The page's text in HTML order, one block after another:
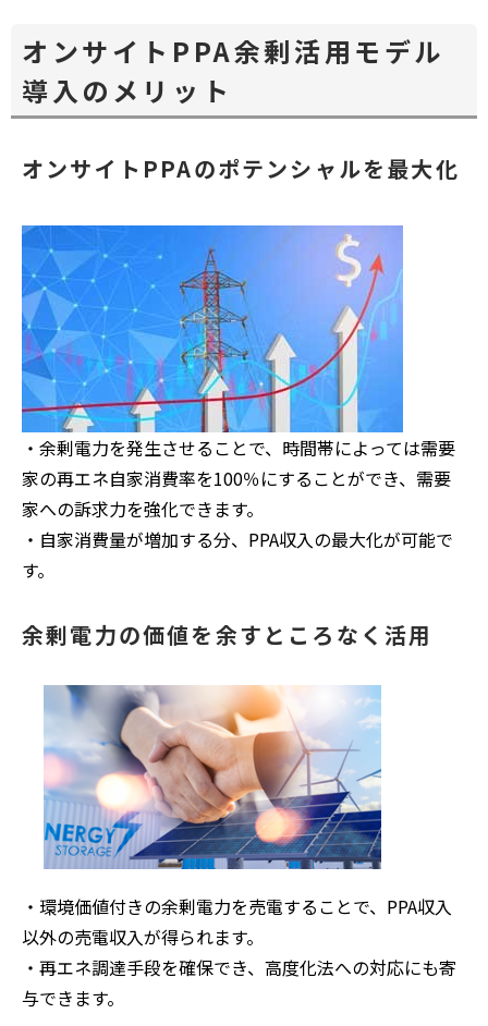
オンサイトPPA余剰活用モデル
導入のメリット
オンサイトPPAのポテンシャルを最大化
・余剰電力を発生させることで、時間帯によっては需要
家の再エネ自家消費率を100％にすることができ、需要
家への訴求力を強化できます。
・自家消費量が増加する分、PPA収入の最大化が可能で
す。
余剰電力の価値を余すところなく活用
・環境価値付きの余剰電力を売電することで、PPA収入
以外の売電収入が得られます。
・再エネ調達手段を確保でき、高度化法への対応にも寄
与できます。